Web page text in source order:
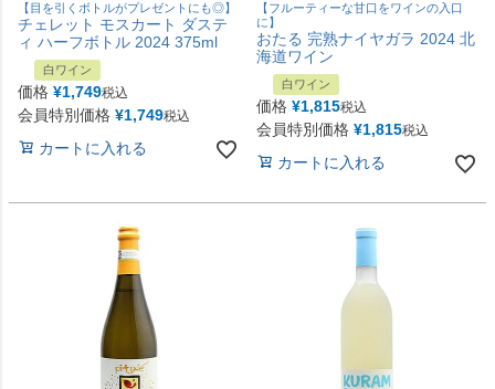
【目を引くボトルがプレゼントにも◎】
チェレット モスカート ダステ
ィ ハーフボトル 2024 375ml
白ワイン
価格 ¥1,749税込
会員特別価格 ¥1,749税込
カートに入れる
【フルーティーな甘口をワインの入口
に】
おたる 完熟ナイヤガラ 2024 北
海道ワイン
白ワイン
価格 ¥1,815税込
会員特別価格 ¥1,815税込
カートに入れる